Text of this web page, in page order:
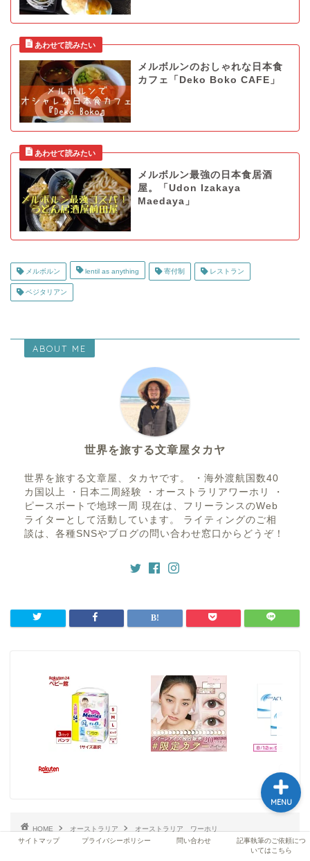
メルボルンのおしゃれな日本食
カフェ「Deko Boko CAFE」
メルボルン最強の日本食居酒
屋。「Udon Izakaya
Maedaya」
メルボルン lentil as anything 寄付制 レストラン
ベジタリアン
ABOUT ME
世界を旅する文章屋タカヤ
世界を旅する文章屋、タカヤです。 ・海外渡航国数40
カ国以上 ・日本二周経験 ・オーストラリアワーホリ ・
ピースボートで地球一周 現在は、フリーランスのWeb
ライターとして活動しています。 ライティングのご相
談は、各種SNSやブログの問い合わせ窓口からどうぞ！
HOME オーストラリア
オーストラリア ワーホリ
【メルボルン】寄付形式の革命的なレストランLentil As Anythingとは?
サイトマップ プライバシーポリシー 問い合わせ
記事執筆のご依頼につ
いてはこちら
MENU
プロフィール
てはこちら
サイトマップ